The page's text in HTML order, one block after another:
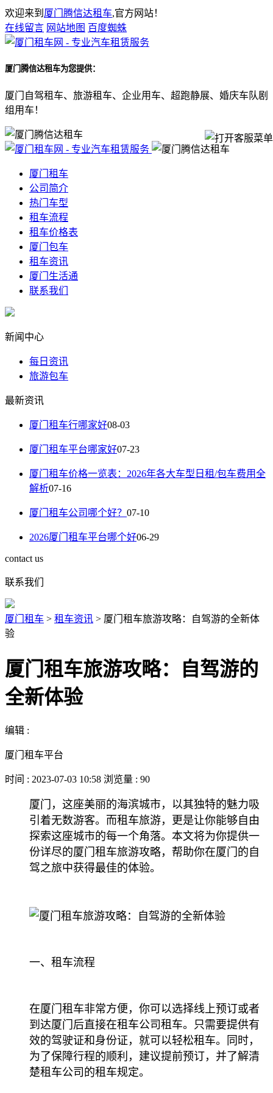
欢迎来到 厦门腾信达租车,官方网站！
在线留言 网站地图 百度蜘蛛
厦门腾信达租车为您提供：
厦门自驾租车、旅游租车、企业用车、超跑静展、婚庆车队剧
组用车！
厦门租车
公司简介
热门车型
租车流程
租车价格表
厦门包车
租车资讯
厦门生活通
联系我们
新闻中心
每日资讯
旅游包车
最新资讯
厦门租车行哪家好08-03
厦门租车平台哪家好07-23
厦门租车价格一览表：2026年各大车型日租/包车费用全
解析07-16
厦门租车公司哪个好？ 07-10
2026厦门租车平台哪个好06-29
contact us
联系我们
厦门租车 > 租车资讯 > 厦门租车旅游攻略：自驾游的全新体
验
厦门租车旅游攻略：自驾游的
全新体验
编辑 :
厦门租车平台
时间 : 2023-07-03 10:58 浏览量 : 90
厦门，这座美丽的海滨城市，以其独特的魅力吸
引着无数游客。而租车旅游，更是让你能够自由
探索这座城市的每一个角落。本文将为你提供一
份详尽的厦门租车旅游攻略，帮助你在厦门的自
驾之旅中获得最佳的体验。
一、租车流程
在厦门租车非常方便，你可以选择线上预订或者
到达厦门后直接在租车公司租车。只需要提供有
效的驾驶证和身份证，就可以轻松租车。同时，
为了保障行程的顺利，建议提前预订，并了解清
楚租车公司的租车规定。